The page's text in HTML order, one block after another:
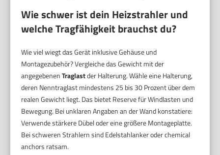
Wie schwer ist dein Heizstrahler und
welche Tragfähigkeit brauchst du?
Wie viel wiegt das Gerät inklusive Gehäuse und
Montagezubehör? Vergleiche das Gewicht mit der
angegebenenTraglastder Halterung. Wähle eine Halterung,
deren Nenntraglast mindestens 25 bis 30 Prozent über dem
realen Gewicht liegt. Das bietet Reserve für Windlasten und
Bewegung. Bei unklaren Angaben an der Wand konstatiere:
Verwende stärkere Dübel oder eine größere Montageplatte.
Bei schweren Strahlern sind Edelstahlanker oder chemical
anchors ratsam.